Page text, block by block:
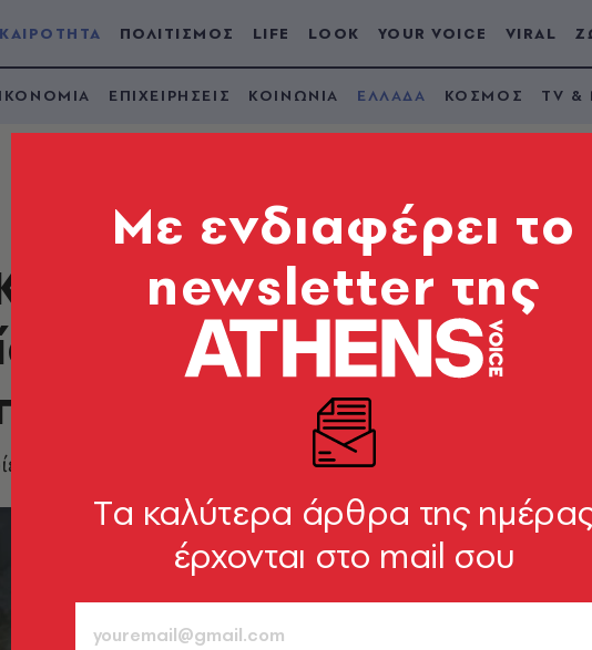
ΠΟΛΙΤΙΣΜΟΣ LIFE LOOK YOUR VOICE VIRAL
ΕΠΙΧΕΙΡΗΣΕΙΣ ΚΟΙΝΩΝΙΑ ΕΛΛΑΔΑ ΚΟΣΜΟΣ TV &
Ζημιές σε
από χειροβομβίδα
Mε ενδιαφέρει το
newsletter της
Tα καλύτερα άρθρα της
έρχονται στο mail σου